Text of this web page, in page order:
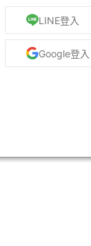
LINE登入
Google登入